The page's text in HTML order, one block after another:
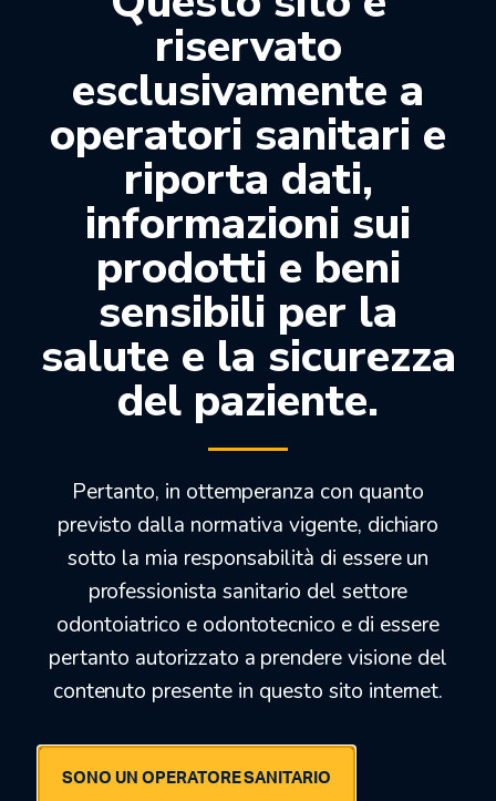
Descrizione
Manipolo per Micromotore Prime 50EI.
Si intende esclusivamente solo il Manipolo
senza il Motore come da immagine
Confezione: 1pz.
Prodotti correlati
CARTA PER
ARTICOLAZIONE BK02
24,00€ 17,60€
ELITE DOUBLE 22SH FAST
89,00€ 71,00
riservato
esclusivamente a
operatori sanitari e
riporta dati,
informazioni sui
prodotti e beni
sensibili per la
salute e la sicurezza
del paziente.
Pertanto, in ottemperanza con quanto
previsto dalla normativa vigente, dichiaro
sotto la mia responsabilità di essere un
professionista sanitario del settore
odontoiatrico e odontotecnico e di essere
pertanto autorizzato a prendere visione del
contenuto presente in questo sito internet.
SONO UN OPERATORE SANITARIO